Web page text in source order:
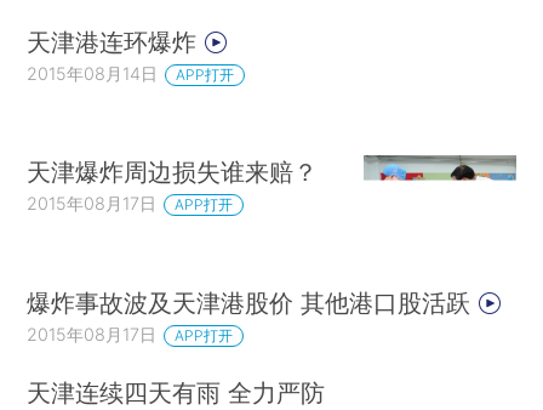
天津港连环爆炸
2015年08月14日 APP打开
天津爆炸周边损失谁来赔？
2015年08月17日 APP打开
爆炸事故波及天津港股价 其他港口股活跃
2015年08月17日 APP打开
天津连续四天有雨 全力严防